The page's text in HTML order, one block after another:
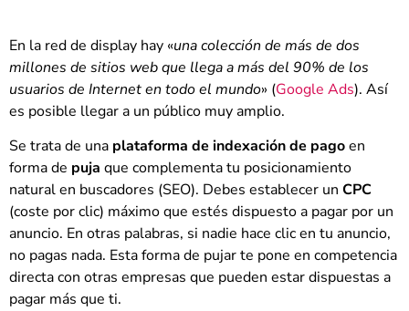
En la red de display hay «una colección de más de dos
millones de sitios web que llega a más del 90% de los
usuarios de Internet en todo el mundo» (Google Ads). Así
es posible llegar a un público muy amplio.
Se trata de una plataforma de indexación de pagoen
forma de puja que complementa tu posicionamiento
natural en buscadores (SEO). Debes establecer un CPC
(coste por clic) máximo que estés dispuesto a pagar por un
anuncio. En otras palabras, si nadie hace clic en tu anuncio,
no pagas nada. Esta forma de pujar te pone en competencia
directa con otras empresas que pueden estar dispuestas a
pagar más que ti.